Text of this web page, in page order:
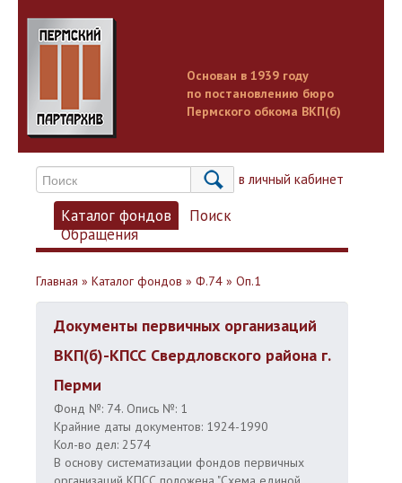
Основан в 1939 году
по постановлению бюро
Пермского обкома ВКП(б)
Вход в личный кабинет
Каталог фондов
Поиск
Обращения
Главная » Каталог фондов » Ф.74 » Оп.1
Документы первичных организаций
ВКП(б)-КПСС Свердловского района г.
Перми
Фонд №: 74. Опись №: 1
Крайние даты документов: 1924-1990
Кол-во дел: 2574
В основу систематизации фондов первичных